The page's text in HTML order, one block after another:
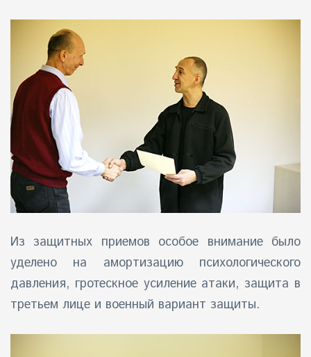
Из защитных приемов особое внимание было
уделено на амортизацию психологического
давления, гротескное усиление атаки, защита в
третьем лице и военный вариант защиты.